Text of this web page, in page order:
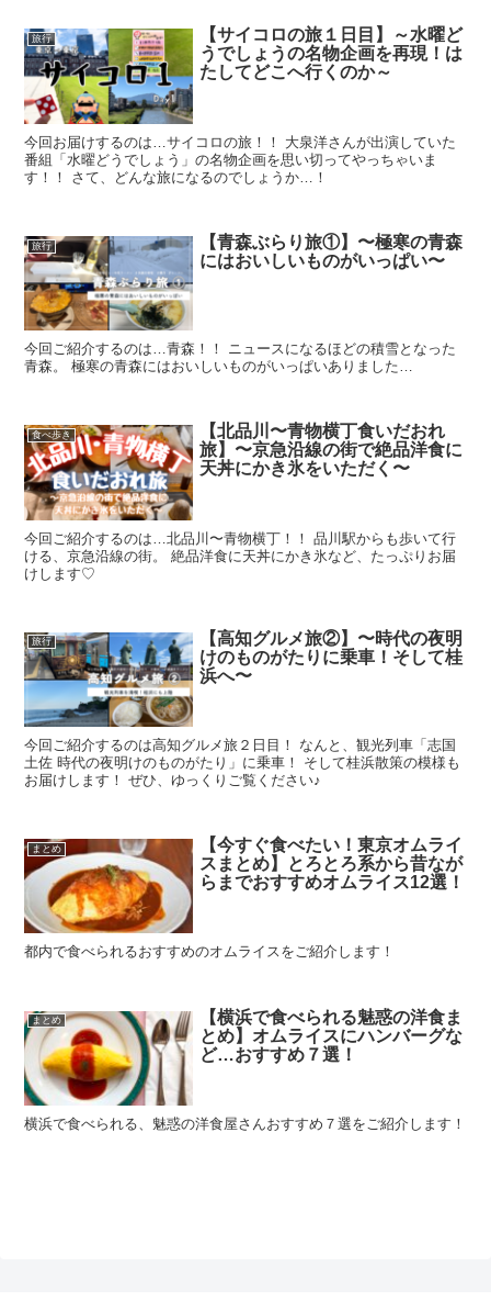
旅行
【サイコロの旅１日目】～水曜ど
うでしょうの名物企画を再現！は
たしてどこへ行くのか～
今回お届けするのは…サイコロの旅！！ 大泉洋さんが出演していた
番組「水曜どうでしょう」の名物企画を思い切ってやっちゃいま
す！！ さて、どんな旅になるのでしょうか…！
旅行
【青森ぶらり旅①】〜極寒の青森
にはおいしいものがいっぱい〜
今回ご紹介するのは…青森！！ ニュースになるほどの積雪となった
青森。 極寒の青森にはおいしいものがいっぱいありました…
食べ歩き
【北品川〜青物横丁食いだおれ
旅】〜京急沿線の街で絶品洋食に
天丼にかき氷をいただく〜
今回ご紹介するのは…北品川〜青物横丁！！ 品川駅からも歩いて行
ける、京急沿線の街。 絶品洋食に天丼にかき氷など、たっぷりお届
けします♡
旅行
【高知グルメ旅②】〜時代の夜明
けのものがたりに乗車！そして桂
浜へ〜
今回ご紹介するのは高知グルメ旅２日目！ なんと、観光列車「志国
土佐 時代の夜明けのものがたり」に乗車！ そして桂浜散策の模様も
お届けします！ ぜひ、ゆっくりご覧ください♪
まとめ
【今すぐ食べたい！東京オムライ
スまとめ】とろとろ系から昔なが
らまでおすすめオムライス12選！
都内で食べられるおすすめのオムライスをご紹介します！
まとめ
【横浜で食べられる魅惑の洋食ま
とめ】オムライスにハンバーグな
ど…おすすめ７選！
横浜で食べられる、魅惑の洋食屋さんおすすめ７選をご紹介します！